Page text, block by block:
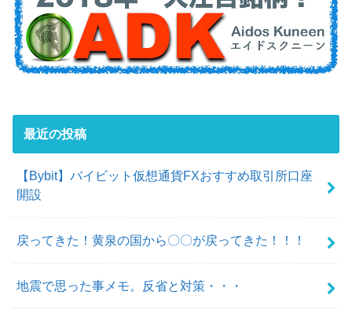
最近の投稿
【Bybit】バイビット仮想通貨FXおすすめ取引所口座
開設
戻ってきた！黄泉の国から〇〇が戻ってきた！！！
地震で思った事メモ。反省と対策・・・